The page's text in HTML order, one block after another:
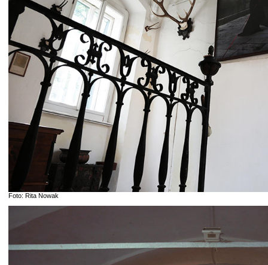
Foto: Rita Nowak